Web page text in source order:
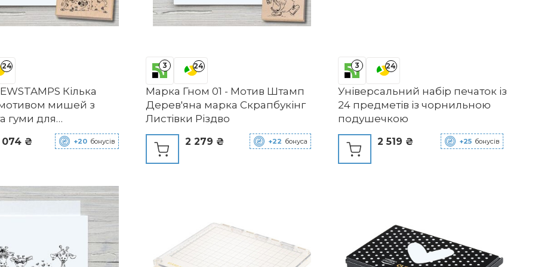
24
Кілька
мишей з
гуми для
листівок і
дерев'яні марки на
подарунок, шрифт,
марки,
074 ₴ +20 бонусів
3 24
Марка Гном 01 - Мотив Штамп
Дерев'яна марка Скрапбукінг
Листівки Різдво
2 279 ₴ +22 бонуса
3 24
Універсальний набір печаток із
24 предметів із чорнильною
подушечкою
2 519 ₴ +25 бонусів